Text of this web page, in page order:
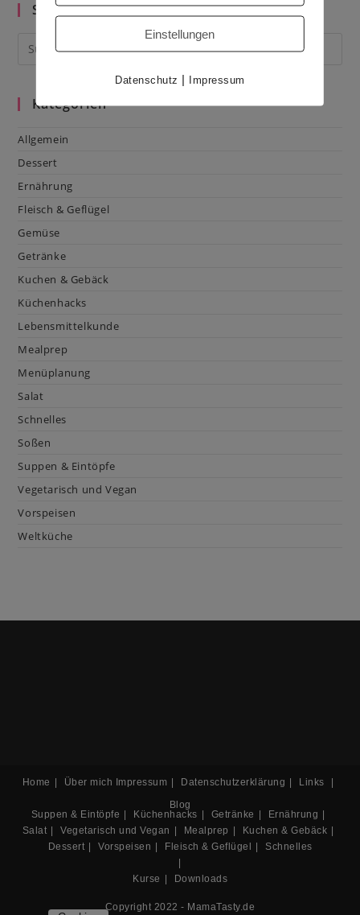
Suche im Blog
Kategorien
Allgemein
Dessert
Ernährung
Fleisch & Geflügel
Gemüse
Getränke
Kuchen & Gebäck
Küchenhacks
Lebensmittelkunde
Mealprep
Menüplanung
Salat
Schnelles
Soßen
Suppen & Eintöpfe
Vegetarisch und Vegan
Vorspeisen
Weltküche
Home Über mich Impressum Datenschutzerklärung
Links
Blog
Suppen & Eintöpfe
Küchenhacks Getränke
Ernährung
Salat
Vegetarisch und Vegan Mealprep
Kuchen & Gebäck
Dessert
Vorspeisen Fleisch & Geflügel Schnelles
Kurse Downloads
Copyright 2022 - MamaTasty.de
Einstellungen
Datenschutz | Impressum